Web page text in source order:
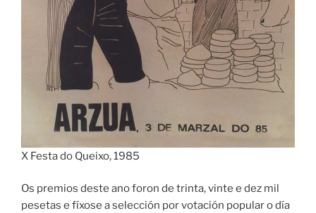
X Festa do Queixo, 1985
Os premios deste ano foron de trinta, vinte e dez mil
pesetas e fíxose a selección por votación popular o día